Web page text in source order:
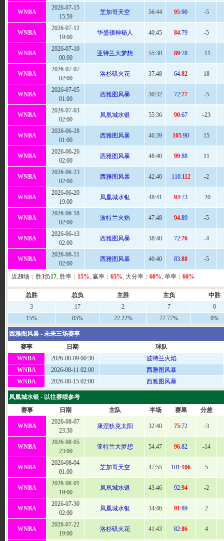
WNBA
2026-07-15
15:59
芝加哥天空 56:44 95:90 -5
WNBA
2026-07-12
19:00
华盛顿神秘人 40:45 84:79 -5
WNBA
2026-07-10
00:00
亚特兰大梦想 55:38 89:78 -11
WNBA
2026-07-07
02:00
洛杉矶火花 37:48 64:82 18
WNBA
2026-07-05
01:00
西雅图风暴 30:32 72:77 -5
WNBA
2026-07-03
02:00
凤凰城水银 55:36 90:67 -23
WNBA
2026-06-28
01:00
西雅图风暴 46:39 105:90 15
WNBA
2026-06-26
02:00
西雅图风暴 48:40 99:88 11
WNBA
2026-06-23
02:00
西雅图风暴 42:40 110:112 -2
WNBA
2026-06-20
19:00
凤凰城水银 48:41 93:73 -20
WNBA
2026-06-18
02:00
波特兰火焰 47:48 94:89 -5
WNBA
2026-06-13
02:00
西雅图风暴 38:40 72:76 -4
WNBA
2026-06-11
02:00
西雅图风暴 40:40 83:88 -5
近20场：胜3负17, 胜率： 15%, 赢率： 65%, 大分率： 60%, 单率： 60%
总胜 总负 主胜 主负
中胜
3
17 2 7
0
15%
85% 22.22% 77.77% 0%
西雅图风暴 - 未来三场赛事
赛事
日期
球队
WNBA
2026-08-09 00:30
波特兰火焰
WNBA
2026-08-11 02:00
西雅图风暴
WNBA
2026-08-15 02:00 西雅图风暴
凤凰城水银 - 以往赛绩参考
赛事
日期 主队 半场 赛果 分差
WNBA
2026-08-07
23:30
康涅狄克太阳 32:40 75:72 -3
WNBA
2026-08-05
23:00
亚特兰大梦想 54:47 96:82 -14
WNBA
2026-08-04
01:00
芝加哥天空 47:55 101:106 5
WNBA
2026-08-01
19:00
凤凰城水银 43:46 92:94 -2
WNBA
2026-07-30
02:00
凤凰城水银 34:46 91:89 2
WNBA
2026-07-22
19:00
洛杉矶火花 41:43 82:86 4